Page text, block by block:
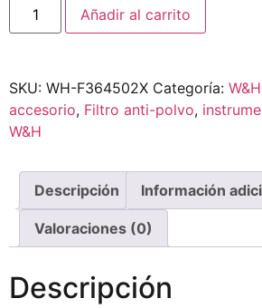
Añadir al carrito
SKU: WH-F364502X Categoría: W&H
accesorio, Filtro anti-polvo,
W&H
Descripción Información
Valoraciones (0)
Descripción